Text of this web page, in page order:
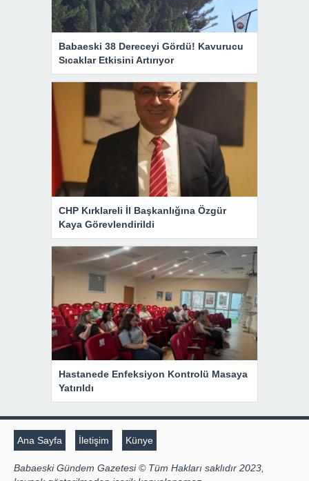
Babaeski 38 Dereceyi Gördü! Kavurucu
Sıcaklar Etkisini Artırıyor
CHP Kırklareli İl Başkanlığına Özgür
Kaya Görevlendirildi
Hastanede Enfeksiyon Kontrolü Masaya
Yatırıldı
Ana Sayfa İletişim Künye
Babaeski Gündem Gazetesi © Tüm Hakları saklıdır 2023,